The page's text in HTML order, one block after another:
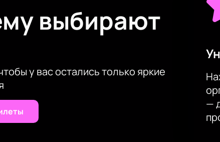
событию!
выбирают
у вас остались только яркие
—